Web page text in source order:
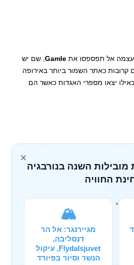
עצמה אל תפספסו אתGamle , שם יש
המקום מתואר לעיתים קרובות כאתר השמור ביותר באירופה
יצאו מספרי האגדות כאשר הם
×
מובילות השנה בנורבגיה
החוויה
🏔️
מגיירנגר: אל הר
דנסליבה,
Flydalsjuvet, עיקול
הנשר וסיור בפיורד